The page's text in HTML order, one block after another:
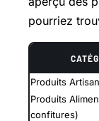
pourriez
Produits
Produits
confitures)